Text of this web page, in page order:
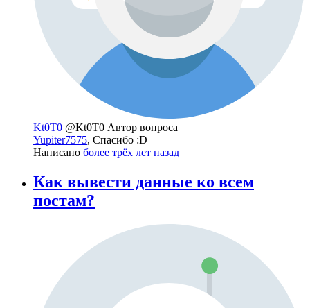
Kt0T0 @Kt0T0 Автор вопроса
Yupiter7575, Спасибо :D
Написано более трёх лет назад
Как вывести данные ко всем
постам?